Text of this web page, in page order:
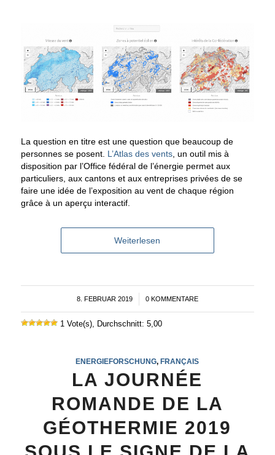
La question en titre est une question que beaucoup de
personnes se posent. L’Atlas des vents, un outil mis à
disposition par l’Office fédéral de l’énergie permet aux
particuliers, aux cantons et aux entreprises privées de se
faire une idée de l’exposition au vent de chaque région
grâce à un aperçu interactif.
Weiterlesen
8. FEBRUAR 2019
/ 0 KOMMENTARE
1 Vote(s), Durchschnitt: 5,00
ENERGIEFORSCHUNG, FRANÇAIS
LA JOURNÉE
ROMANDE DE LA
GÉOTHERMIE 2019